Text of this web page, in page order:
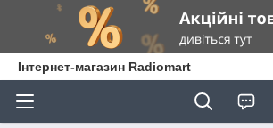
Інтернет-магазин Radiomart